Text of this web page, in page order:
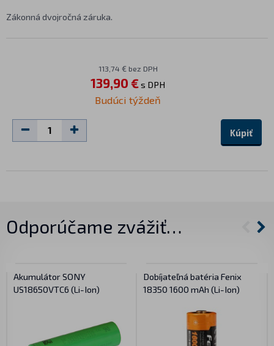
Zákonná dvojročná záruka.
113,74 € bez DPH
139,90 €s DPH
Budúci týždeň
Kúpiť
Odporúčame zvážiť…
Akumulátor SONY
US18650VTC6 (Li-Ion)
Dobíjateľná batéria Fenix
18350 1600 mAh (Li-Ion)